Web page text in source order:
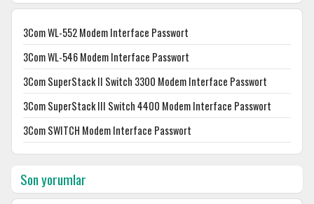
3Com WL-552 Modem Interface Passwort
3Com WL-546 Modem Interface Passwort
3Com SuperStack II Switch 3300 Modem Interface Passwort
3Com SuperStack III Switch 4400 Modem Interface Passwort
3Com SWITCH Modem Interface Passwort
Son yorumlar